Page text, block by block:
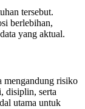
tersebut.
berlebihan,
yang aktual.
mengandung risiko
disiplin, serta
utama untuk